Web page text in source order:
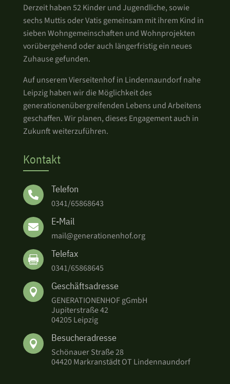
Derzeit haben 52 Kinder und Jugendliche, sowie
sechs Muttis oder Vatis gemeinsam mit ihrem Kind in
sieben Wohngemeinschaften und Wohnprojekten
vorübergehend oder auch längerfristig ein neues
Zuhause gefunden.
Auf unserem Vierseitenhof in Lindennaundorf nahe
Leipzig haben wir die Möglichkeit des
generationenübergreifenden Lebens und Arbeitens
geschaffen. Wir planen, dieses Engagement auch in
Zukunft weiterzuführen.
Kontakt
 Telefon
0341/65868643
 E-Mail
mail@generationenhof.org
 Telefax
0341/65868645
 Geschäftsadresse
GENERATIONENHOF gGmbH
Jupiterstraße 42
04205 Leipzig
 Besucheradresse
Schönauer Straße 28
04420 Markranstädt OT Lindennaundorf